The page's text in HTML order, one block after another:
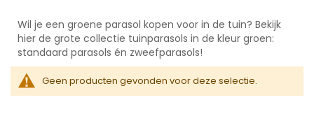
Wil je een groene parasol kopen voor in de tuin? Bekijk
hier de grote collectie tuinparasols in de kleur groen:
standaard parasols én zweefparasols!
Geen producten gevonden voor deze selectie.